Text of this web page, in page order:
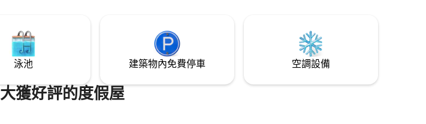
泳池 建築物內免費停車 空調設備
獲好評的度假屋